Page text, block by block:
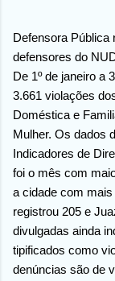
Defensora Pública
defensores do
De 1º de janeiro a
3.661 violações
Doméstica e
Mulher. Os dados
Indicadores de
foi o mês com
a cidade com
registrou 205 e
divulgadas ainda
tipificados como
denúncias são de